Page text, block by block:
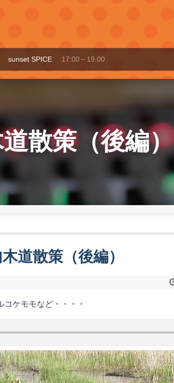
SPICE 17:00～19:00
散策（後編）
道散策（後編）
ケモモなど・・・・